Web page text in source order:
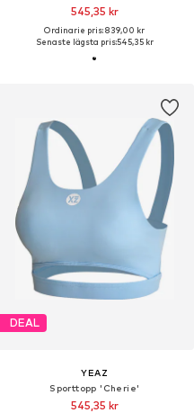
545,35 kr
Ordinarie pris: 839,00 kr
Senaste lägsta pris:545,35 kr
DEAL
YEAZ
Sporttopp 'Cherie'
545,35 kr